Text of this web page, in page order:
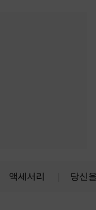
액세서리 당신